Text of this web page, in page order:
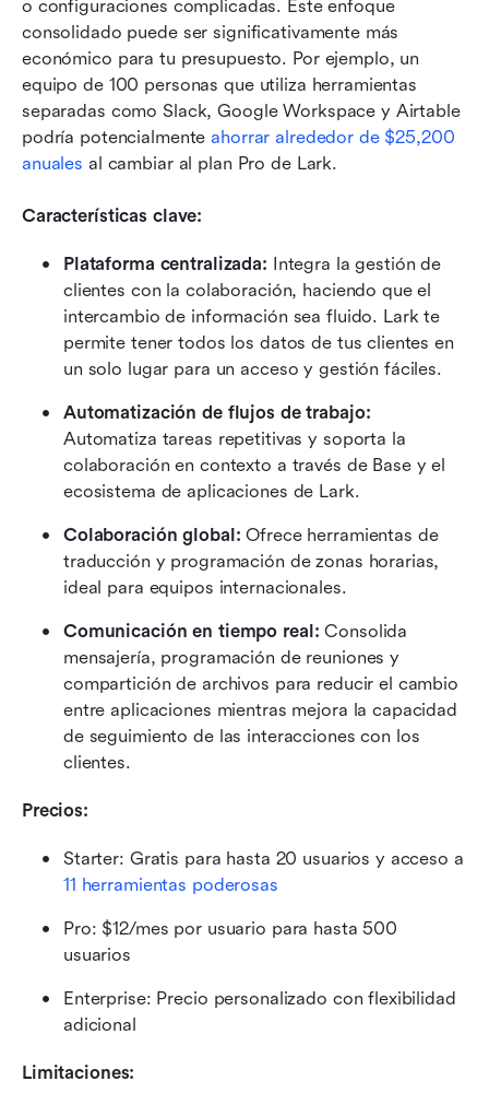
o configuraciones complicadas. Este enfoque
consolidado puede ser significativamente más
económico para tu presupuesto. Por ejemplo, un
equipo de 100 personas que utiliza herramientas
separadas como Slack, Google Workspace y Airtable
podría potencialmente ahorrar alrededor de $25,200
anuales al cambiar al plan Pro de Lark.
Características clave:
Plataforma centralizada: Integra la gestión de
clientes con la colaboración, haciendo que el
intercambio de información sea fluido. Lark te
permite tener todos los datos de tus clientes en
un solo lugar para un acceso y gestión fáciles.
Automatización de flujos de trabajo:
Automatiza tareas repetitivas y soporta la
colaboración en contexto a través de Base y el
ecosistema de aplicaciones de Lark.
Colaboración global: Ofrece herramientas de
traducción y programación de zonas horarias,
ideal para equipos internacionales.
Comunicación en tiempo real: Consolida
mensajería, programación de reuniones y
compartición de archivos para reducir el cambio
entre aplicaciones mientras mejora la capacidad
de seguimiento de las interacciones con los
clientes.
Precios:
11 herramientas poderosas
Pro: $12/mes por usuario para hasta 500
usuarios
Enterprise: Precio personalizado con flexibilidad
adicional
Limitaciones: